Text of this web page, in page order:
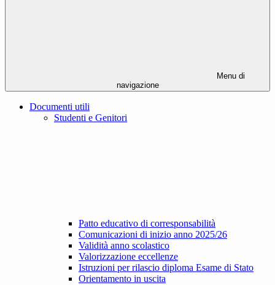
Menu di
navigazione
Documenti utili
Studenti e Genitori
Patto educativo di corresponsabilità
Comunicazioni di inizio anno 2025/26
Validità anno scolastico
Valorizzazione eccellenze
Istruzioni per rilascio diploma Esame di Stato
Orientamento in uscita